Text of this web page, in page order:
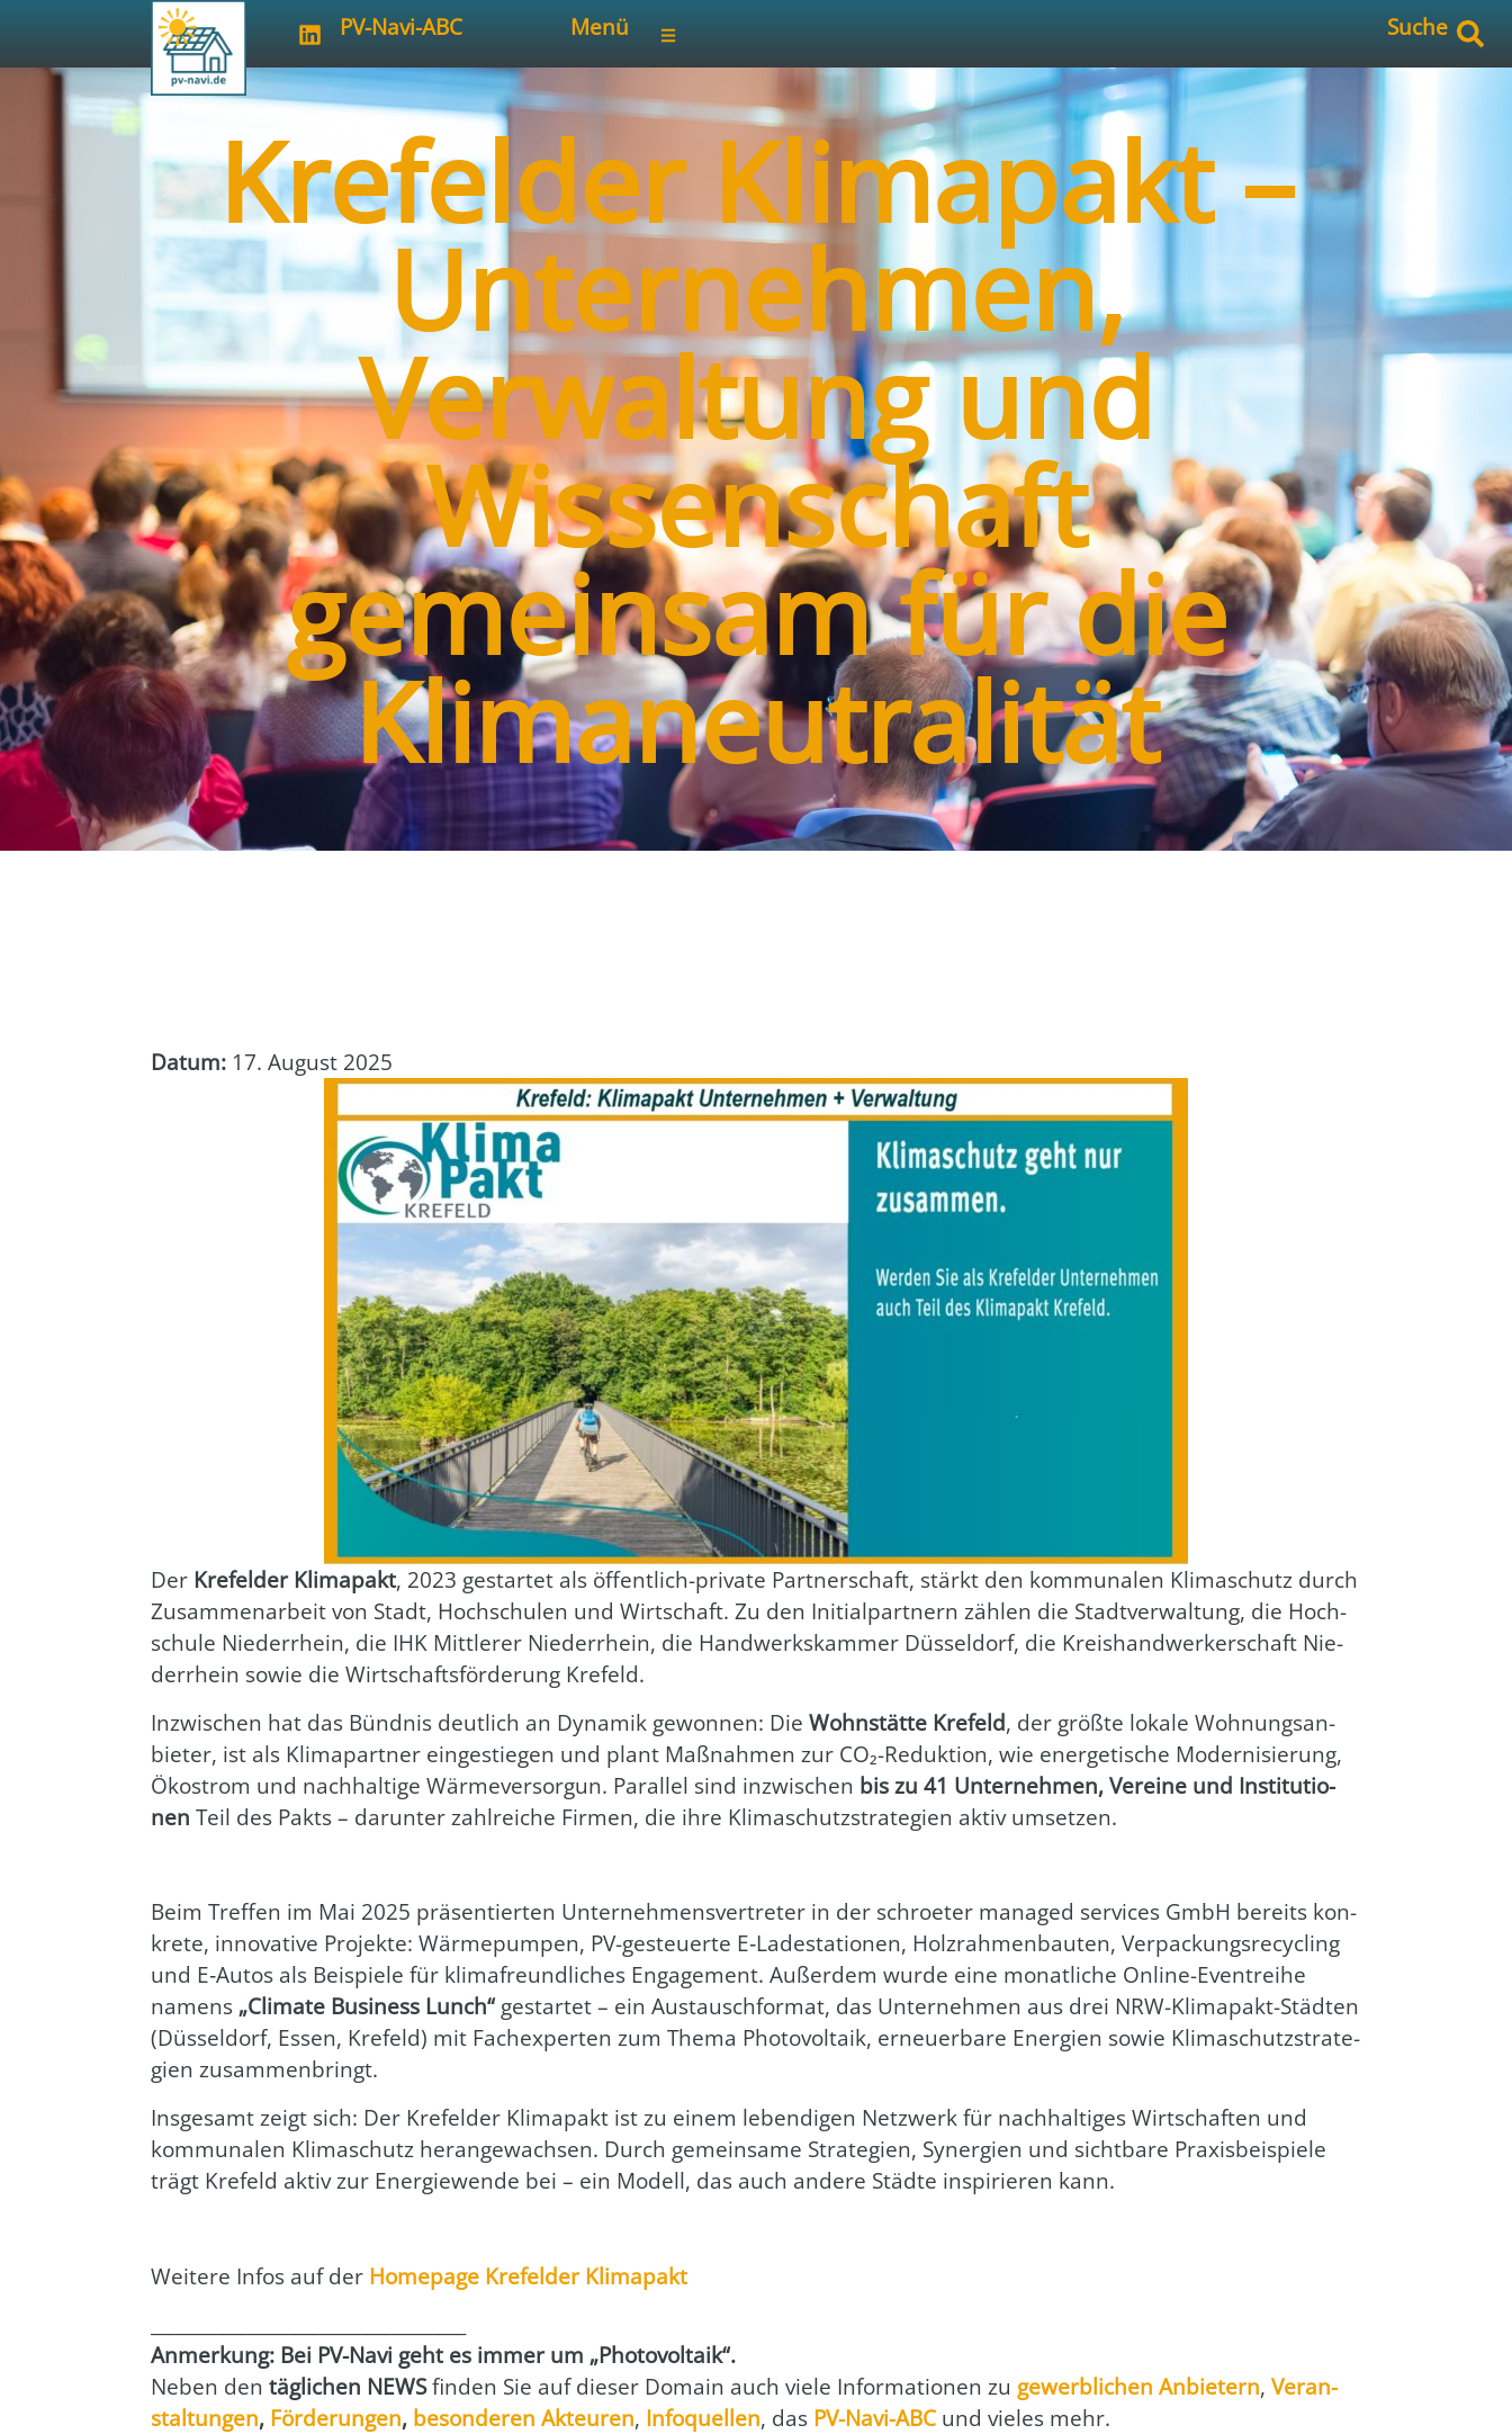
PV-Navi-ABC Menü Suche
Krefelder Klimapakt –
Unternehmen,
Verwaltung und
Wissenschaft
gemeinsam für die
Klimaneutralität
Datum: 17. August 2025
Der Kre­fel­der Kli­ma­pakt, 2023 gestar­tet als öffent­lich-pri­va­te Part­ner­schaft, stärkt den kom­mu­na­len Kli­ma­schutz durch
Zusam­men­ar­beit von Stadt, Hoch­schu­len und Wirt­schaft. Zu den Initi­al­part­nern zäh­len die Stadt­ver­wal­tung, die Hoch­
schu­le Nie­der­rhein, die IHK Mitt­le­rer Nie­der­rhein, die Hand­werks­kam­mer Düs­sel­dorf, die Kreis­hand­wer­ker­schaft Nie­
der­rhein sowie die Wirt­schafts­för­de­rung Kre­feld.
Inzwi­schen hat das Bünd­nis deut­lich an Dyna­mik gewon­nen: DieWohn­stät­te Kre­feld, der größ­te loka­le Woh­nungs­an­
bie­ter, ist als Kli­ma­part­ner ein­ge­stie­gen und plant Maß­nah­men zur CO₂-Reduk­ti­on, wie ener­ge­ti­sche Moder­ni­sie­rung,
Öko­strom und nach­hal­ti­ge Wär­me­ver­sor­gun. Par­al­lel sind inzwi­schen bis zu 41 Unter­neh­men, Ver­ei­ne und Insti­tu­tio­
nen Teil des Pakts – dar­un­ter zahl­rei­che Fir­men, die ihre Kli­ma­schutz­stra­te­gien aktiv umset­zen.
Beim Tref­fen im Mai 2025 prä­sen­tier­ten Unter­neh­mens­ver­tre­ter in der schroe­ter mana­ged ser­vices GmbH bereits kon­
kre­te, inno­va­ti­ve Pro­jek­te: Wär­me­pum­pen, PV-gesteu­er­te E‑Ladestationen, Holz­rah­men­bau­ten, Ver­pa­ckungs­re­cy­cling
und E‑Autos als Bei­spie­le für kli­ma­freund­li­ches Enga­ge­ment. Außer­dem wur­de eine monat­li­che Online-Event­rei­he
namens„Cli­ma­te Busi­ness Lunch“gestar­tet – ein Aus­tausch­for­mat, das Unter­neh­men aus drei NRW-Kli­ma­pakt-Städ­ten
(Düs­sel­dorf, Essen, Kre­feld) mit Fach­ex­per­ten zum The­ma Pho­to­vol­ta­ik, erneu­er­ba­re Ener­gien sowie Kli­ma­schutz­stra­te­
gien zusam­men­bringt.
Ins­ge­samt zeigt sich: Der Kre­fel­der Kli­ma­pakt ist zu einem leben­di­gen Netz­werk für nach­hal­ti­ges Wirt­schaf­ten und
kom­mu­na­len Kli­ma­schutz her­an­ge­wach­sen. Durch gemein­sa­me Stra­te­gien, Syn­er­gien und sicht­ba­re Pra­xis­bei­spie­le
trägt Kre­feld aktiv zur Ener­gie­wen­de bei – ein Modell, das auch ande­re Städ­te inspi­rie­ren kann.
Wei­te­re Infos auf der Home­page Kre­fel­der Kli­ma­pakt
Anmer­kung: Bei PV-Navi geht es immer um „Pho­to­vol­ta­ik“.
Neben dentäg­li­chen NEWSfin­den Sie auf die­ser Domain auch vie­le Infor­ma­tio­nen zu gewerb­li­chen Anbie­tern,Ver­an­
stal­tun­gen, För­de­run­gen, beson­de­ren Akteu­ren, Info­quel­len, das PV-Navi-ABCund vie­les mehr.